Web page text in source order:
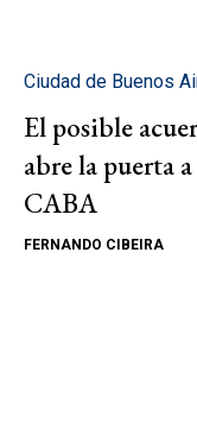
Ciudad de Buenos
El posible
abre la puerta
CABA
FERNANDO CIBEIRA